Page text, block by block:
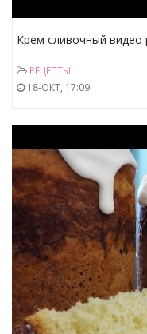
Крем сливочный видео
РЕЦЕПТЫ
18-ОКТ, 17:09